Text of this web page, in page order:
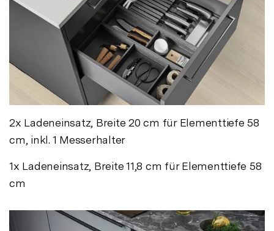
2x Ladeneinsatz, Breite 20 cm für Elementtiefe 58
cm, inkl. 1 Messerhalter
1x Ladeneinsatz, Breite 11,8 cm für Elementtiefe 58
cm